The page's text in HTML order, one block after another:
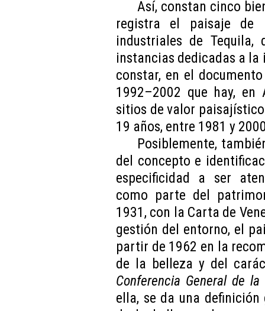
Así, constan cinco
registra el paisaje de
industriales de Tequila,
instancias dedicadas a
constar, en el
1992–2002 que hay,
sitios de valor
19 años, entre 1981 y
Posiblemente,
del concepto e
especificidad a ser
como parte del
1931, con la Carta de
gestión del entorno, el
partir de 1962 en la
de la belleza y del
Conferencia General de la
ella, se da una